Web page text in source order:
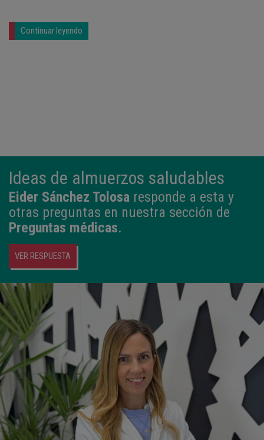
Continuar leyendo
Ideas de almuerzos saludables
Eider Sánchez Tolosa responde a esta y
otras preguntas en nuestra sección de
Preguntas médicas.
VER RESPUESTA